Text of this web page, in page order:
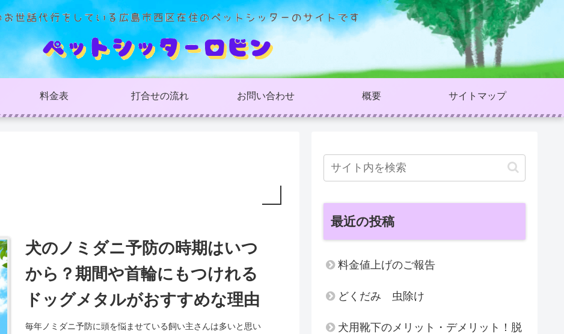
料金表 打合せの流れ お問い合わせ 概要 サイトマップ
犬のノミダニ予防の時期はいつ
から？期間や首輪にもつけれる
ドッグメタルがおすすめな理由
毎年ノミダニ予防に頭を悩ませている飼い主さんは多いと思い
最近の投稿
料金値上げのご報告
どくだみ 虫除け
犬用靴下のメリット・デメリット！脱